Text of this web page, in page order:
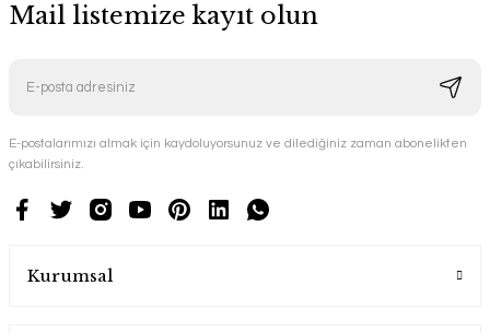
Mail listemize kayıt olun
E-postalarımızı almak için kaydoluyorsunuz ve dilediğiniz zaman abonelikten
çıkabilirsiniz.
Kurumsal